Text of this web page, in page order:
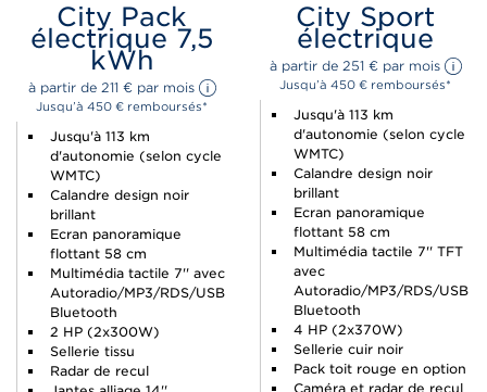
City Pack
électrique 7,5
kWh
à partir de 211 € par mois
Jusqu’à 450 € remboursés*
Jusqu'à 113 km
d'autonomie (selon cycle
WMTC)
Calandre design noir
brillant
Ecran panoramique
flottant 58 cm
Multimédia tactile 7'' avec
Autoradio/MP3/RDS/USB
Bluetooth
2 HP (2x300W)
Sellerie tissu
Radar de recul
City Sport
électrique
à partir de 251 € par mois
Jusqu’à 450 € remboursés*
Jusqu'à 113 km
d'autonomie (selon cycle
WMTC)
Calandre design noir
brillant
Ecran panoramique
flottant 58 cm
Multimédia tactile 7'' TFT
avec
Autoradio/MP3/RDS/USB
Bluetooth
4 HP (2x370W)
Sellerie cuir noir
Pack toit rouge en option
Caméra et radar de recul